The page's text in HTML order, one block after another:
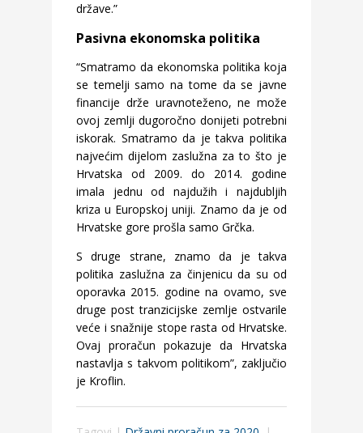
države.”
Pasivna ekonomska politika
“Smatramo da ekonomska politika koja
se temelji samo na tome da se javne
financije drže uravnoteženo, ne može
ovoj zemlji dugoročno donijeti potrebni
iskorak. Smatramo da je takva politika
najvećim dijelom zaslužna za to što je
Hrvatska od 2009. do 2014. godine
imala jednu od najdužih i najdubljih
kriza u Europskoj uniji. Znamo da je od
Hrvatske gore prošla samo Grčka.
S druge strane, znamo da je takva
politika zaslužna za činjenicu da su od
oporavka 2015. godine na ovamo, sve
druge post tranzicijske zemlje ostvarile
veće i snažnije stope rasta od Hrvatske.
Ovaj proračun pokazuje da Hrvatska
nastavlja s takvom politikom”, zaključio
je Kroflin.